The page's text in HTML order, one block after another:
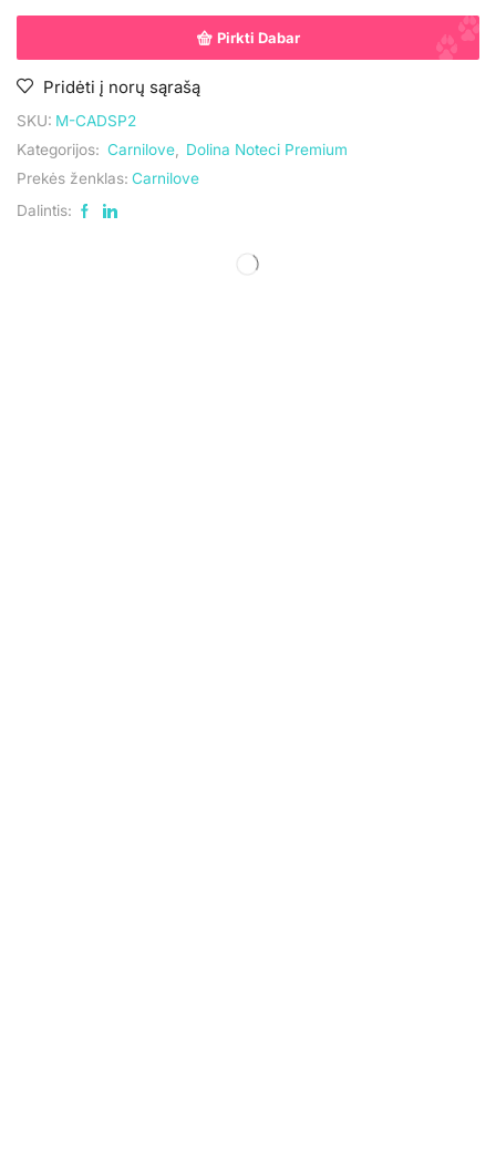
Pirkti Dabar
Pridėti į norų sąrašą
SKU: M-CADSP2
Kategorijos: Carnilove
Dolina Noteci Premium
Prekės ženklas: Carnilove
Dalintis: